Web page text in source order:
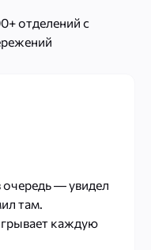
отделений с
очередь — увидел
там.
каждую